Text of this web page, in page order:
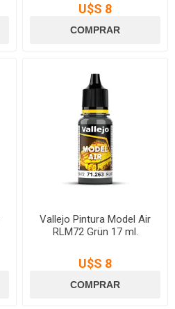
U$S 8
Vallejo Pintura Model Air
RLM72 Grün 17 ml.
U$S 8